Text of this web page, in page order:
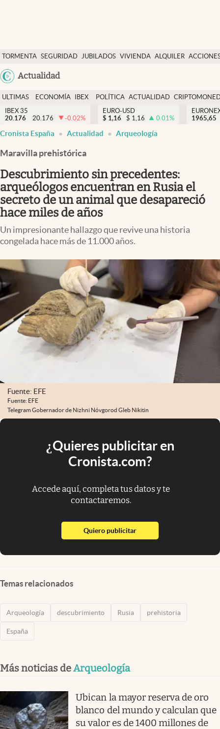
TORMENTA SEGURIDAD JUBILADOS VIVIENDA ALQUILER
USA
Actualidad
Economía y finanzas
Política
Actualidad
Criptomonedas
España
ULTIMAS
NOTICIAS
ECONOMÍA
FINANZAS
IBEX
EURO
POLÍTICA ACTUALIDAD
IBEX 35
20.176
20.176 -0.02%
EURO-USD
$ 1,16 $ 1,16 0.01%
1965,65
Cronista España Actualidad Arqueología
Maravilla prehistórica
Descubrimiento sin precedentes:
arqueólogos encuentran en Rusia el
secreto de un animal que desapareció
hace miles de años
Un impresionante hallazgo que revive una historia
congelada hace más de 11.000 años.
Fuente: EFE
Fuente: EFE
Telegram Gobernador de Nizhni Nóvgorod Gleb Nikitin
¿Quieres publicitar en
Cronista.com?
Accede aquí, completa tus datos y te
contactaremos.
Quiero publicitarabre en nueva pestaña
Temas relacionados
Arqueología descubrimiento Rusia prehistoria
España
Más noticias deArqueología
Ubican la mayor reserva de oro
blanco del mundo y calculan que
su valor es de 1400 millones de